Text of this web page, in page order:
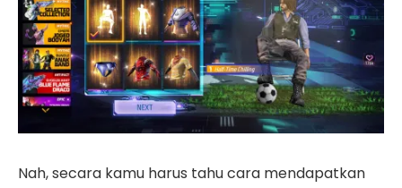
Nah, secara kamu harus tahu cara mendapatkan